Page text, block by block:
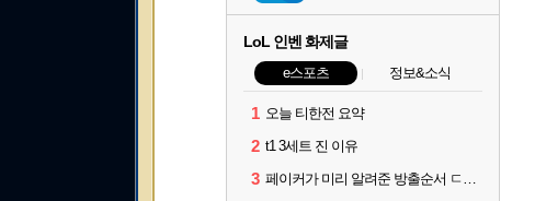
LoL 인벤 화제글
e스포츠 정보&소식
1 오늘 티한전 요약
2 t1 3세트 진 이유
3 페이커가 미리 알려준 방출순서 ㄷㄷㄷㄷ